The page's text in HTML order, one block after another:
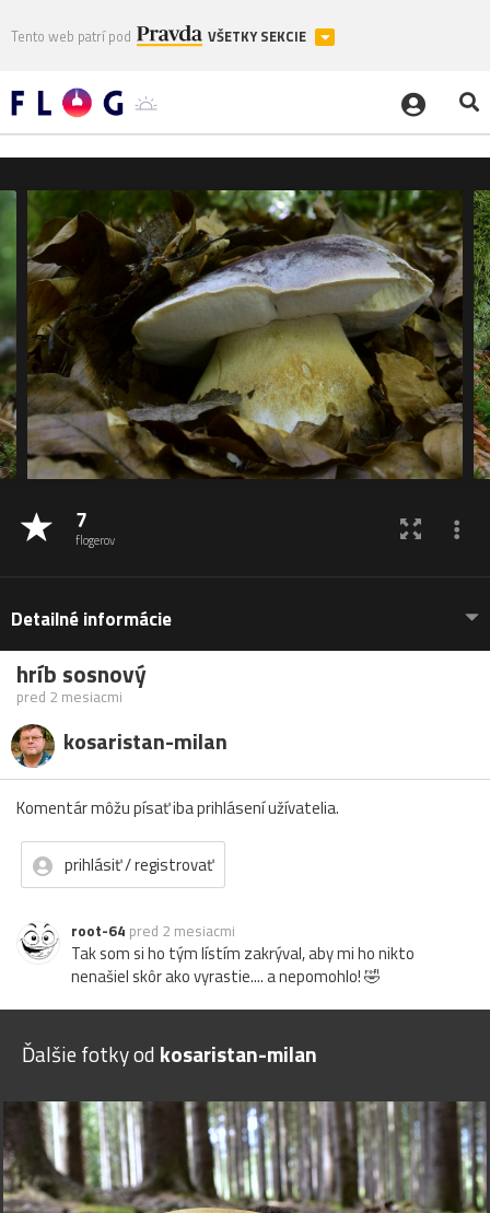
Tento web patrí pod VŠETKY SEKCIE
7
flogerov
Detailné informácie
hríb sosnový
pred 2 mesiacmi
kosaristan-milan
Komentár môžu písať iba prihlásení užívatelia.
prihlásiť / registrovať
root-64 pred 2 mesiacmi
Tak som si ho tým lístím zakrýval, aby mi ho nikto
nenašiel skôr ako vyrastie.... a nepomohlo! 🤣
Ďalšie fotky od kosaristan-milan